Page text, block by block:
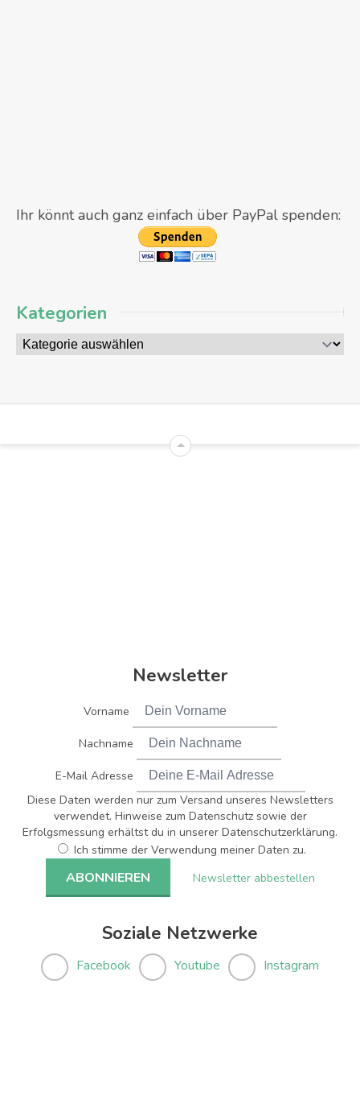
Ihr könnt auch ganz einfach über PayPal spenden:
Kategorien
Newsletter
Vorname
Nachname
E-Mail Adresse
Diese Daten werden nur zum Versand unseres Newsletters
verwendet. Hinweise zum Datenschutz sowie der
Erfolgsmessung erhältst du in unserer Datenschutzerklärung.
Ich stimme der Verwendung meiner Daten zu.
Newsletter abbestellen
Soziale Netzwerke
Facebook Youtube Instagram